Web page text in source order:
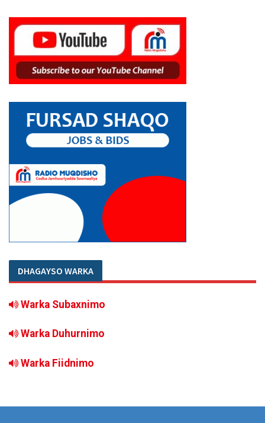
DHAGAYSO WARKA
Warka Subaxnimo
Warka Duhurnimo
Warka Fiidnimo